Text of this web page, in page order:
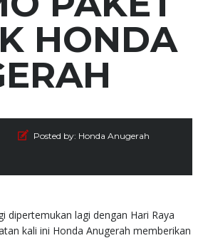
HONDA
Posted by: Honda Anugerah
dipertemukan lagi dengan Hari Raya
kali ini Honda Anugerah memberikan